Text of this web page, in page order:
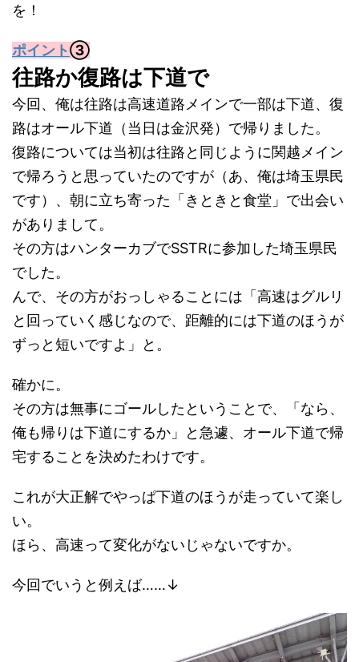
を！
ポイント③
往路か復路は下道で
今回、俺は往路は高速道路メインで一部は下道、復
路はオール下道（当日は金沢発）で帰りました。
復路については当初は往路と同じように関越メイン
で帰ろうと思っていたのですが（あ、俺は埼玉県民
です）、朝に立ち寄った「きときと食堂」で出会い
がありまして。
その方はハンターカブでSSTRに参加した埼玉県民
でした。
んで、その方がおっしゃることには「高速はグルリ
と回っていく感じなので、距離的には下道のほうが
ずっと短いですよ」と。
確かに。
その方は無事にゴールしたということで、「なら、
俺も帰りは下道にするか」と急遽、オール下道で帰
宅することを決めたわけです。
これが大正解でやっぱ下道のほうが走っていて楽し
い。
ほら、高速って変化がないじゃないですか。
今回でいうと例えば……↓